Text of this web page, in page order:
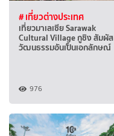
# เที่ยวต่างประเทศ
เที่ยวมาเลเซีย Sarawak
Cultural Village กูชิง สัมผัส
วัฒนธรรมอันเป็นเอกลักษณ์
976